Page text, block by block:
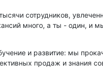
сотрудников,
много, а ты - один, и
и развитие: мы
продаж и знания